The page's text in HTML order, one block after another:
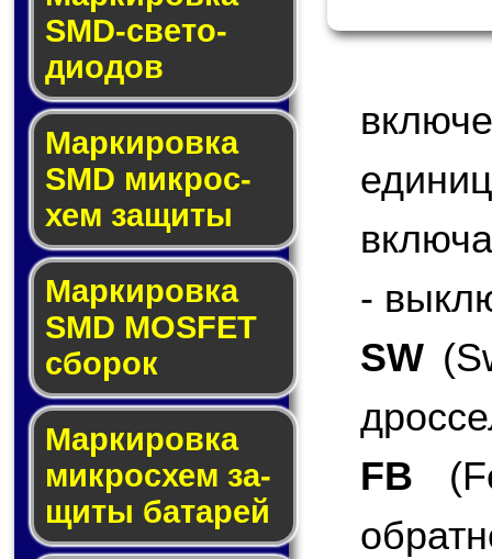
SMD-све­то­
дио­дов
Мар­ки­ров­ка
SMD мик­рос­
хем защиты
Мар­ки­ров­ка
SMD MOSFET
сбо­рок
Мар­ки­ров­ка
мик­ро­схем за­
щи­ты ба­та­рей
-
SW
FB